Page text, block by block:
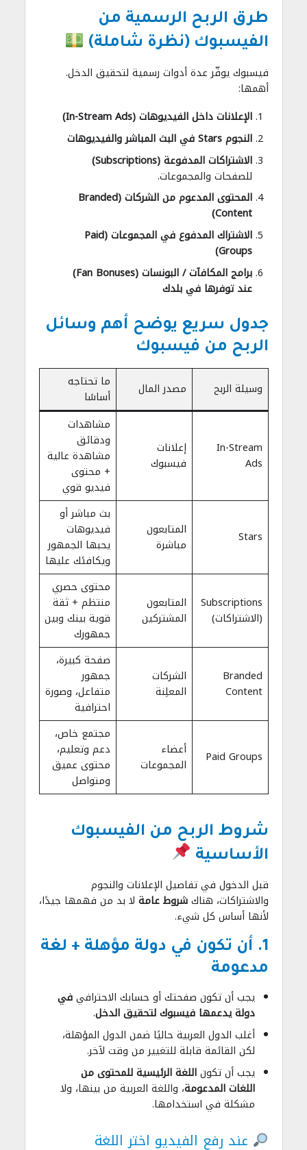
طرق الربح الرسمية من
الفيسبوك (نظرة شاملة)
فيسبوك يوفّر عدة أدوات رسمية لتحقيق الدخل.
أهمها:
الإعلانات داخل الفيديوهات (In-Stream Ads)
النجوم Stars في البث المباشر والفيديوهات
الاشتراكات المدفوعة (Subscriptions)
للصفحات والمجموعات.
المحتوى المدعوم من الشركات (Branded
Content)
الاشتراك المدفوع في المجموعات (Paid
Groups)
برامج المكافآت / البونسات (Fan Bonuses)
عند توفرها في بلدك
جدول سريع يوضح أهم وسائل
الربح من فيسبوك
وسيلة الربح مصدر المال
ما تحتاجه
أساسًا
In-Stream
Ads
إعلانات
فيسبوك
مشاهدات
ودقائق
مشاهدة عالية
+ محتوى
فيديو قوي
Stars
المتابعون
مباشرة
بث مباشر أو
فيديوهات
يحبها الجمهور
ويكافئك عليها
Subscriptions
(الاشتراكات)
المتابعون
المشتركين
محتوى حصري
منتظم + ثقة
قوية بينك وبين
جمهورك
Branded
Content
الشركات
المعلِنة
صفحة كبيرة،
جمهور
متفاعل، وصورة
احترافية
Paid Groups
أعضاء
المجموعات
مجتمع خاص،
دعم وتعليم،
محتوى عميق
ومتواصل
شروط الربح من الفيسبوك
الأساسية
قبل الدخول في تفاصيل الإعلانات والنجوم
والاشتراكات، هناكشروط عامة لا بد من فهمها جيدًا،
لأنها أساس كل شيء.
1. أن تكون في دولة مؤهلة + لغة
مدعومة
يجب أن تكون صفحتك أو حسابك الاحترافيفي
دولة يدعمها فيسبوك لتحقيق الدخل.
أغلب الدول العربية حاليًا ضمن الدول المؤهلة،
لكن القائمة قابلة للتغيير من وقت لآخر.
يجب أن تكوناللغة الرئيسية للمحتوى من
اللغات المدعومة، واللغة العربية من بينها، ولا
مشكلة في استخدامها.
عند رفع الفيديو اختر اللغة